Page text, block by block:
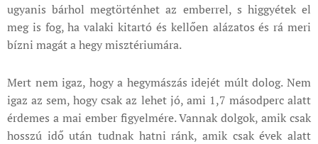
ugyanis bárhol megtörténhet az emberrel, s higgyétek el
meg is fog, ha valaki kitartó és kellően alázatos és rá meri
bízni magát a hegy misztériumára.
Mert nem igaz, hogy a hegymászás idejét múlt dolog. Nem
igaz az sem, hogy csak az lehet jó, ami 1,7 másodperc alatt
érdemes a mai ember figyelmére. Vannak dolgok, amik csak
hosszú idő után tudnak hatni ránk, amik csak évek alatt